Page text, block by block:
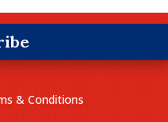
& Conditions